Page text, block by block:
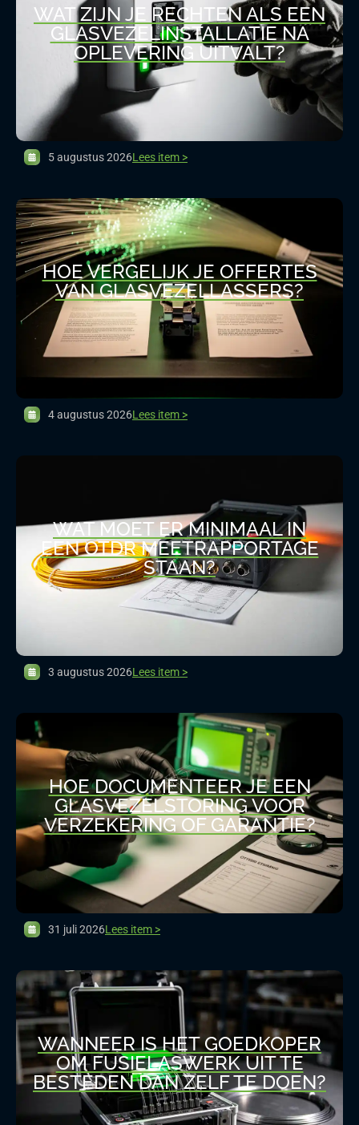
WAT ZIJN JE RECHTEN ALS EEN
GLASVEZELINSTALLATIE NA
OPLEVERING UITVALT?
5 augustus 2026Lees item >
HOE VERGELIJK JE OFFERTES
VAN GLASVEZELLASSERS?
4 augustus 2026Lees item >
WAT MOET ER MINIMAAL IN
EEN OTDR MEETRAPPORTAGE
STAAN?
3 augustus 2026Lees item >
HOE DOCUMENTEER JE EEN
GLASVEZELSTORING VOOR
VERZEKERING OF GARANTIE?
31 juli 2026Lees item >
WANNEER IS HET GOEDKOPER
OM FUSIELASWERK UIT TE
BESTEDEN DAN ZELF TE DOEN?